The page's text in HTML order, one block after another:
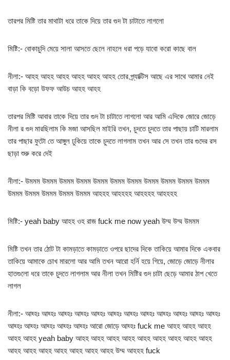
তারপর মিষ্টি তার মাথাটা ধরে তাকে দিয়ে তার গুদ টা চাটাতে লাগলো
মিষ্টি:- বোকাচুদি মেয়ে সালা আসতে ছেলে নাহলে ধরা পড়ে যাবো করো কাছে বাল
নীলা:- আহহ আহহ আহহ আহহ আহহ আহহ তোর প্র্যাক্টিস আছে এর সাথে আমার নেই
বাড়া কি বড়ো উফফ আউচ আহহ আহহ
তারপর মিষ্টি আবার তাকে দিয়ে তার গুদ টা চাটাতে লাগলো আর আমি এদিকে জোরে জোড়ে
নীলা র গুদ মারছিলাম কি মজা আসছিল মাইরি তখন, চুদতে চুদতে তার পাছায় চাটি মারলাম
তার পাছার ফুটো তে আঙ্গুল ঢুকিয়ে তাকে চুদতে লাগলাম তখন আর সে তখন তার গুদের রস
ছাড়া শুরু করে দেই
নীলা:- উমমম উমমম উমমম উমমম উমমম উমমম উমমম উমমম উমমম উমমম উমমম
উমমম উমমম উমমম উমমম উমমম আহহহ আহহহহ আহহহহ আহহহহ
মিষ্টি:- yeah baby আহহ ওহ রাজ fuck me now yeah উম্ম উম্ম উমমম
মিষ্টি তখন তার ঠোট টা কামড়াতে কামড়াতে ওপরে ছাদের দিকে তাকিয়ে আমার দিকে একবার
তাকিয়ে আমাকে চোখ মারলো আর আমি তখন আরো হর্নি হয়ে গিয়ে, জোড়ে জোড়ে নীলার
হাতগুলো ধরে তাকে চুদতে লাগলাম আর নীলা তখন মিষ্টির গুদ চাটা ছেড়ে আমার ঠাপ খেতে
লাগল
নীলা:- আহ্হঃ আহ্হঃ আহ্হঃ আহ্হঃ আহ্হঃ আহ্হঃ আহ্হঃ আহ্হঃ আহ্হঃ আহ্হঃ আহ্হঃ আহ্হঃ
আহ্হঃ আহ্হঃ আহ্হঃ আহ্হঃ আহ্হঃ আরো জোড়ে আহ্হঃ fuck me আহহ আহহ আহহ
আহহ আহহ yeah baby আহহ আহহ আহহ আহহ আহহ আহহ আহহ আহহ আহহ
আহহ আহহ আহহ আহহ আহহ আহহ আহহ উম্ম আহহহ fuck